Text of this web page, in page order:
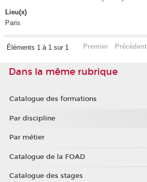
Lieu(x)
Paris
Éléments 1 à 1 sur 1 Premier Précédent
Dans la même rubrique
Catalogue des formations
Par discipline
Par métier
Catalogue de la FOAD
Catalogue des stages